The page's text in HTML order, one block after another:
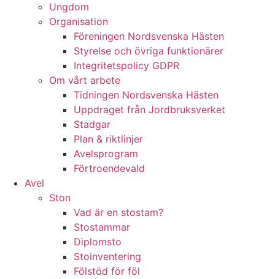
Ungdom
Organisation
Föreningen Nordsvenska Hästen
Styrelse och övriga funktionärer
Integritetspolicy GDPR
Om vårt arbete
Tidningen Nordsvenska Hästen
Uppdraget från Jordbruksverket
Stadgar
Plan & riktlinjer
Avelsprogram
Förtroendevald
Avel
Ston
Vad är en stostam?
Stostammar
Diplomsto
Stoinventering
Fölstöd för föl